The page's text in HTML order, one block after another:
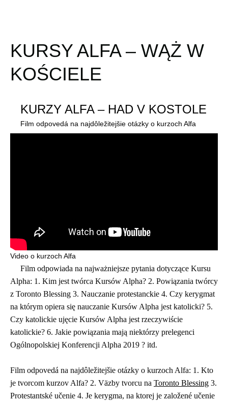
KURSY ALFA – WĄŻ W
KOŚCIELE
KURZY ALFA – HAD V KOSTOLE
Film odpovedá na najdôležitejšie otázky o kurzoch Alfa
Video o kurzoch Alfa
Film odpowiada na najważniejsze pytania dotyczące Kursu
Alpha: 1. Kim jest twórca Kursów Alpha? 2. Powiązania twórcy
z Toronto Blessing 3. Nauczanie protestanckie 4. Czy kerygmat
na którym opiera się nauczanie Kursów Alpha jest katolicki? 5.
Czy katolickie ujęcie Kursów Alpha jest rzeczywiście
katolickie? 6. Jakie powiązania mają niektórzy prelegenci
Ogólnopolskiej Konferencji Alpha 2019 ? itd.
Film odpovedá na najdôležitejšie otázky o kurzoch Alfa: 1. Kto
je tvorcom kurzov Alfa? 2. Väzby tvorcu na Toronto Blessing 3.
Protestantské učenie 4. Je kerygma, na ktorej je založené učenie